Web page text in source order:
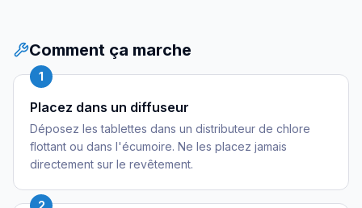
Comment ça marche
1
Placez dans un diffuseur
Déposez les tablettes dans un distributeur de chlore
flottant ou dans l'écumoire. Ne les placez jamais
directement sur le revêtement.
2